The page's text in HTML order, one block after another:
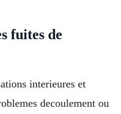
fuites de
interieures et
decoulement ou